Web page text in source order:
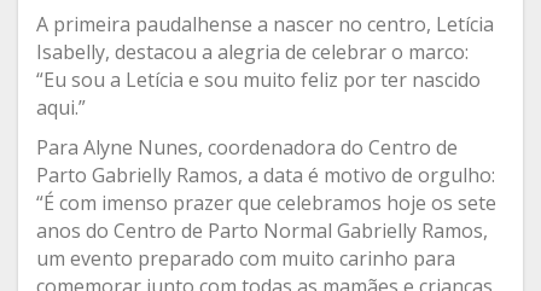
A primeira paudalhense a nascer no centro, Letícia
Isabelly, destacou a alegria de celebrar o marco:
“Eu sou a Letícia e sou muito feliz por ter nascido
aqui.”
Para Alyne Nunes, coordenadora do Centro de
Parto Gabrielly Ramos, a data é motivo de orgulho:
“É com imenso prazer que celebramos hoje os sete
anos do Centro de Parto Normal Gabrielly Ramos,
um evento preparado com muito carinho para